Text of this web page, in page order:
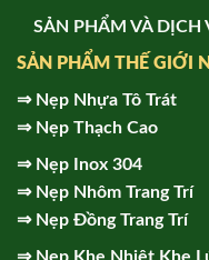
SẢN PHẨM VÀ DỊCH
SẢN PHẨM THẾ GIỚI
⇒ Nẹp Nhựa Tô Trát
⇒ Nẹp Thạch Cao
⇒ Nẹp Inox 304
⇒ Nẹp Nhôm Trang Trí
⇒ Nẹp Đồng Trang Trí